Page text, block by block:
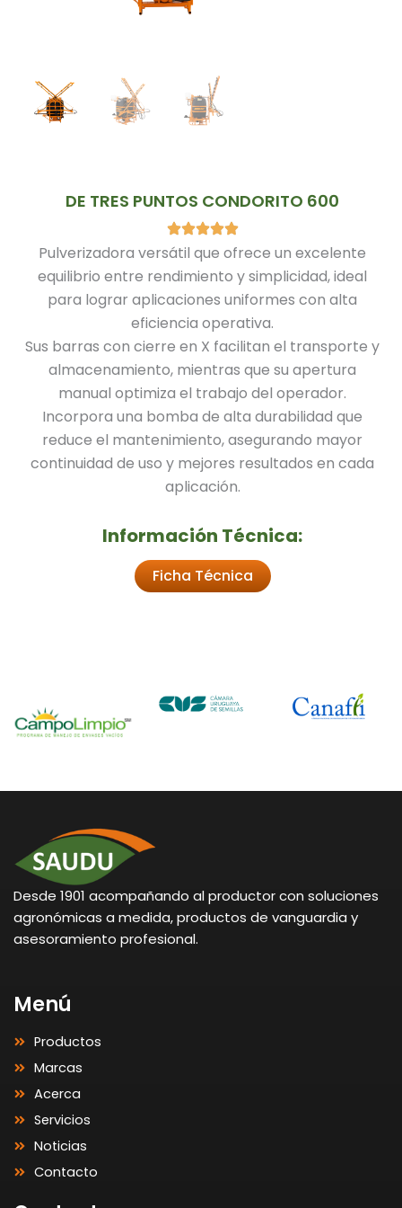
DE TRES PUNTOS CONDORITO 600
Pulverizadora versátil que ofrece un excelente
equilibrio entre rendimiento y simplicidad, ideal
para lograr aplicaciones uniformes con alta
eficiencia operativa.
Sus barras con cierre en X facilitan el transporte y
almacenamiento, mientras que su apertura
manual optimiza el trabajo del operador.
Incorpora una bomba de alta durabilidad que
reduce el mantenimiento, asegurando mayor
continuidad de uso y mejores resultados en cada
aplicación.
Información Técnica:
Ficha Técnica
Desde 1901 acompañando al productor con soluciones
agronómicas a medida, productos de vanguardia y
asesoramiento profesional.
Menú
Productos
Marcas
Acerca
Servicios
Noticias
Contacto